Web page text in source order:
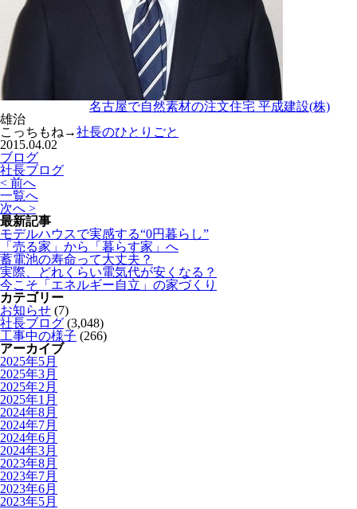
名古屋で自然素材の注文住宅 平成建設(株)
雄治
こっちもね→社長のひとりごと
2015.04.02
ブログ
社長ブログ
< 前へ
一覧へ
次へ >
最新記事
モデルハウスで実感する“0円暮らし”
「売る家」から「暮らす家」へ
蓄電池の寿命って大丈夫？
実際、どれくらい電気代が安くなる？
今こそ「エネルギー自立」の家づくり
カテゴリー
お知らせ (7)
社長ブログ (3,048)
工事中の様子 (266)
アーカイブ
2025年5月
2025年3月
2025年2月
2025年1月
2024年8月
2024年7月
2024年6月
2024年3月
2023年8月
2023年7月
2023年6月
2023年5月